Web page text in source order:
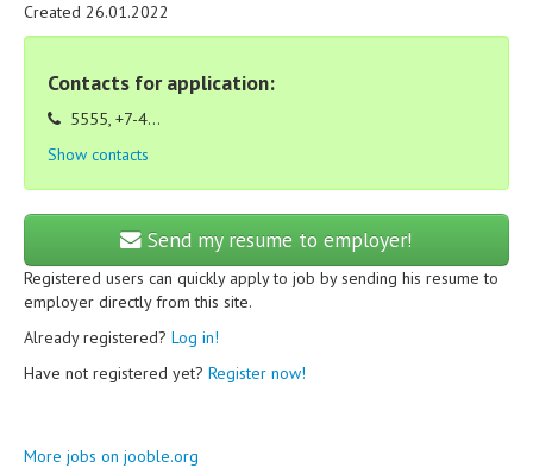
Created 26.01.2022
Contacts for application:
5555, +7-4...
Show contacts
Send my resume to employer!
Registered users can quickly apply to job by sending his resume to
employer directly from this site.
Already registered? Log in!
Have not registered yet? Register now!
More jobs on jooble.org